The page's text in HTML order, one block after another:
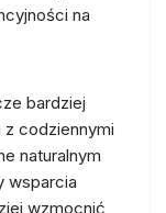
na
bardziej
codziennymi
naturalnym
wsparcia
wzmocnić